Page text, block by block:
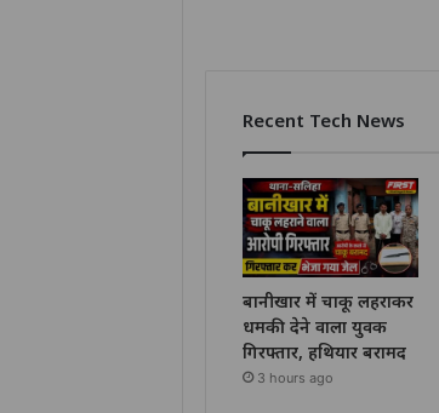
Recent Tech News
बानीखार में चाकू लहराकर
धमकी देने वाला युवक
गिरफ्तार, हथियार बरामद
3 hours ago